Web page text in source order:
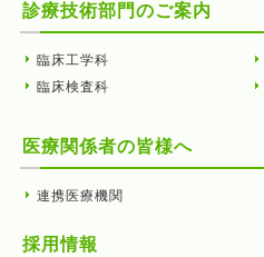
診療技術部門のご案内
臨床工学科
臨床検査科
医療関係者の皆様へ
連携医療機関
採用情報